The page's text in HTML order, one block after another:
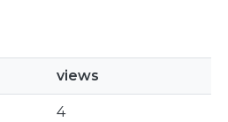
views
4